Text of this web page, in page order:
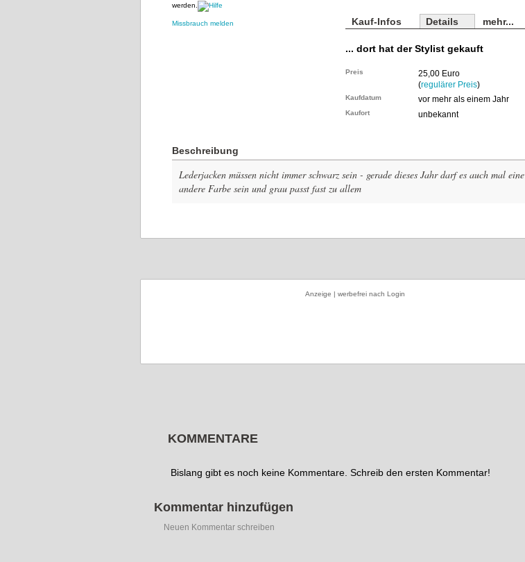
werden.
Missbrauch melden Kauf-Infos Details mehr...
... dort hat der Stylist gekauft
Preis
25,00 Euro
(regulärer Preis)
Kaufdatum vor mehr als einem Jahr
Kaufort unbekannt
Beschreibung
Lederjacken müssen nicht immer schwarz sein - gerade dieses Jahr darf es auch mal eine
andere Farbe sein und grau passt fast zu allem
Anzeige | werbefrei nach Login
KOMMENTARE
Bislang gibt es noch keine Kommentare. Schreib den ersten Kommentar!
Kommentar hinzufügen
Neuen Kommentar schreiben